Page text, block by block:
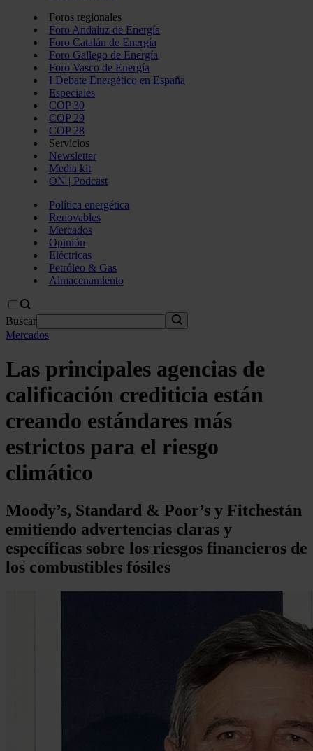
Foros regionales
Foro Andaluz de Energía
Foro Catalán de Energía
Foro Gallego de Energía
Foro Vasco de Energía
I Debate Energético en España
Especiales
COP 30
COP 29
COP 28
Servicios
Newsletter
Media kit
ON | Podcast
Política energética
Renovables
Mercados
Opinión
Eléctricas
Petróleo & Gas
Almacenamiento
Buscar
Mercados
Las principales agencias de
calificación crediticia están
creando estándares más
estrictos para el riesgo
climático
Moody’s, Standard & Poor’s y Fitchestán
emitiendo advertencias claras y
específicas sobre los riesgos financieros de
los combustibles fósiles